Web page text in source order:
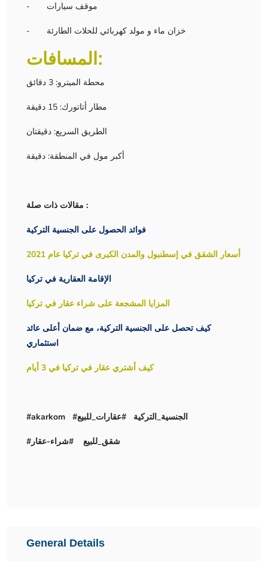
- موقف سيارات
- خزان ماء و مولد كهربائي للحلات الطارئة
المسافات:
محطة الميترو: 3 دقائق
مطار أتاتورك: 15 دقيقة
الطريق السريع: دقيقتان
أكبر مول في المنطقة: دقيقة
مقالات ذات صلة :
فوائد الحصول على الجنسية التركية
أسعار الشقق في إسطنبول والمدن الكبرى في تركيا عام 2021
الإقامة العقارية في تركيا
المزايا المشجعة على شراء عقار في تركيا
كيف تحصل على الجنسية التركية، مع ضمان أعلى عائد
استثماري
كيف أشتري عقار في تركيا في 3 أيام
#شقق_للبيع #شراء-عقار
General Details